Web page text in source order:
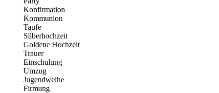
Konfirmation
Kommunion
Taufe
Silberhochzeit
Goldene Hochzeit
Trauer
Einschulung
Umzug
Jugendweihe
Firmung